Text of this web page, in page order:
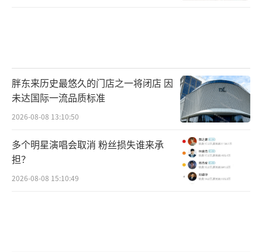
胖东来历史最悠久的门店之一将闭店 因
未达国际一流品质标准
2026-08-08 13:10:50
多个明星演唱会取消 粉丝损失谁来承
担？
2026-08-08 15:10:49